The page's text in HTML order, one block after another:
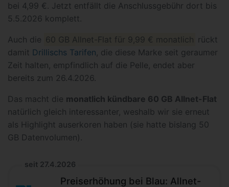
bei 4,99 €. Jetzt entfällt die Anschlussgebühr dort bis
5.5.2026 komplett.
Auch die 60 GB Allnet-Flat für 9,99 € monatlich rückt
damit Drillischs Tarifen, die diese Marke seit geraumer
Zeit halten, empfindlich auf die Pelle, endet aber
bereits zum 26.4.2026.
Das macht die monatlich kündbare 60 GB Allnet-Flat
natürlich gleich interessanter, weshalb wir sie erneut
als Highlight auserkoren haben (sie hatte bislang 50
GB Datenvolumen).
seit 27.4.2026
Preiserhöhung bei Blau: Allnet-